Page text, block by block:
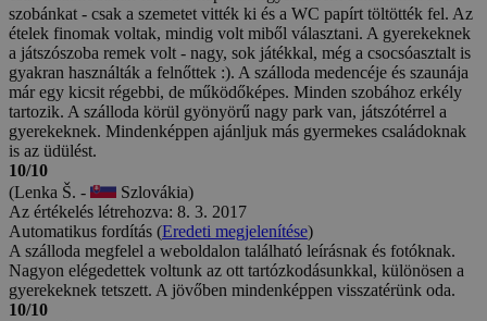
szobánkat - csak a szemetet vitték ki és a WC papírt töltötték fel. Az
ételek finomak voltak, mindig volt miből választani. A gyerekeknek
a játszószoba remek volt - nagy, sok játékkal, még a csocsóasztalt is
gyakran használták a felnőttek :). A szálloda medencéje és szaunája
már egy kicsit régebbi, de működőképes. Minden szobához erkély
tartozik. A szálloda körül gyönyörű nagy park van, játszótérrel a
gyerekeknek. Mindenképpen ajánljuk más gyermekes családoknak
is az üdülést.
10/10
(Lenka Š. -
Szlovákia)
Az értékelés létrehozva: 8. 3. 2017
Automatikus fordítás (Eredeti megjelenítése)
A szálloda megfelel a weboldalon található leírásnak és fotóknak.
Nagyon elégedettek voltunk az ott tartózkodásunkkal, különösen a
gyerekeknek tetszett. A jövőben mindenképpen visszatérünk oda.
10/10